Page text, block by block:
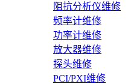
阻抗分析仪维修
频率计维修
功率计维修
放大器维修
探头维修
PCI/PXI维修